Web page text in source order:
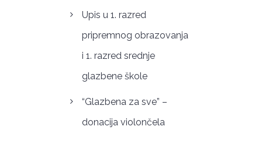
Upis u 1. razred
pripremnog obrazovanja
i 1. razred srednje
glazbene škole
“Glazbena za sve” –
donacija violončela